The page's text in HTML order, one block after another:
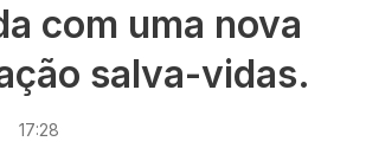
com uma nova
salva-vidas.
17:28